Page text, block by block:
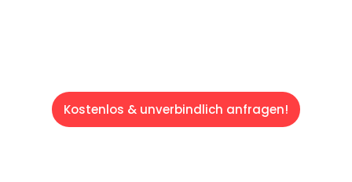
Kostenlos & unverbindlich anfragen!